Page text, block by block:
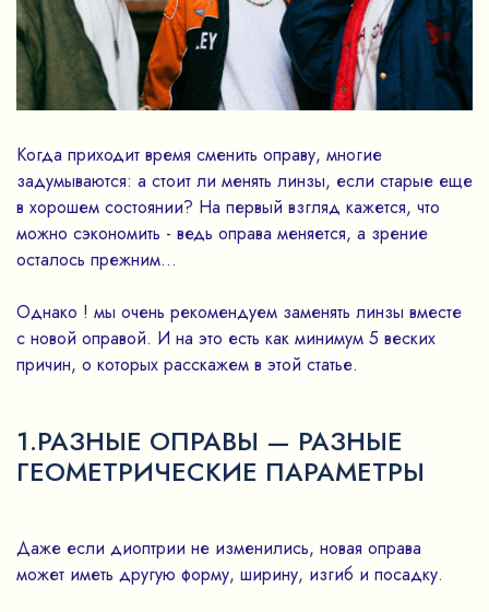
Когда приходит время сменить оправу, многие
задумываются: а стоит ли менять линзы, если старые еще
в хорошем состоянии? На первый взгляд кажется, что
можно сэкономить - ведь оправа меняется, а зрение
осталось прежним…
Однако ! мы очень рекомендуем заменять линзы вместе
с новой оправой. И на это есть как минимум 5 веских
причин, о которых расскажем в этой статье.
1.РАЗНЫЕ ОПРАВЫ — РАЗНЫЕ
ГЕОМЕТРИЧЕСКИЕ ПАРАМЕТРЫ
Даже если диоптрии не изменились, новая оправа
может иметь другую форму, ширину, изгиб и посадку.